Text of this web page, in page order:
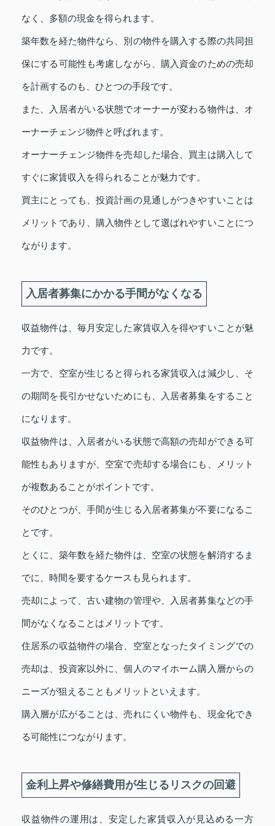
なく、多額の現金を得られます。
築年数を経た物件なら、別の物件を購入する際の共同担
保にする可能性も考慮しながら、購入資金のための売却
を計画するのも、ひとつの手段です。
また、入居者がいる状態でオーナーが変わる物件は、オ
ーナーチェンジ物件と呼ばれます。
オーナーチェンジ物件を売却した場合、買主は購入して
すぐに家賃収入を得られることが魅力です。
買主にとっても、投資計画の見通しがつきやすいことは
メリットであり、購入物件として選ばれやすいことにつ
ながります。
入居者募集にかかる手間がなくなる
収益物件は、毎月安定した家賃収入を得やすいことが魅
力です。
一方で、空室が生じると得られる家賃収入は減少し、そ
の期間を長引かせないためにも、入居者募集をすること
になります。
収益物件は、入居者がいる状態で高額の売却ができる可
能性もありますが、空室で売却する場合にも、メリット
が複数あることがポイントです。
そのひとつが、手間が生じる入居者募集が不要になるこ
とです。
とくに、築年数を経た物件は、空室の状態を解消するま
でに、時間を要するケースも見られます。
売却によって、古い建物の管理や、入居者募集などの手
間がなくなることはメリットです。
住居系の収益物件の場合、空室となったタイミングでの
売却は、投資家以外に、個人のマイホーム購入層からの
ニーズが狙えることもメリットといえます。
購入層が広がることは、売れにくい物件も、現金化でき
る可能性につながります。
金利上昇や修繕費用が生じるリスクの回避
収益物件の運用は、安定した家賃収入が見込める一方